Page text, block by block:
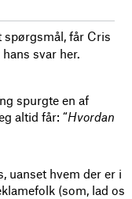
får Cris
svar her.
spurgte en af
altid får: “Hvordan
uanset hvem der er i
(som, lad os